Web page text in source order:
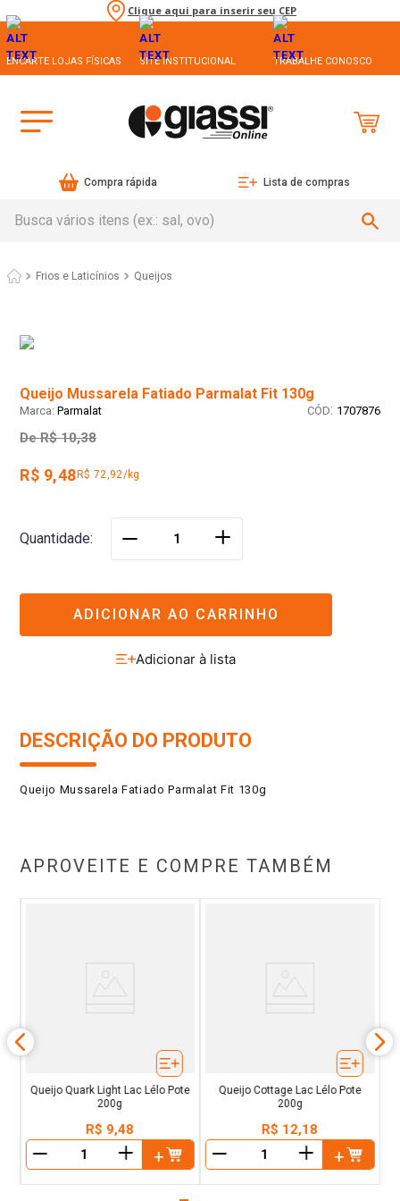
Clique aqui para inserir seu CEP
ENCARTE LOJAS FÍSICAS SITE INSTITUCIONAL TRABALHE CONOSCO
Compra rápida Lista de compras
Frios e Laticínios Queijos
Queijo Mussarela Fatiado Parmalat Fit 130g
Parmalat : 1707876
De R$ 10,38
R$ 9,48 R$ 72,92/kg
Quantidade ＋
ADICIONAR AO CARRINHO
DESCRIÇÃO DO PRODUTO
Queijo Mussarela Fatiado Parmalat Fit 130g
APROVEITE E COMPRE TAMBÉM
Queijo Quark Light Lac Lélo Pote
200g
R$ 9,48
＋
Queijo Cottage Lac Lélo Pote
200g
R$ 12,18
＋